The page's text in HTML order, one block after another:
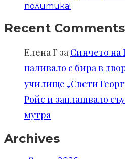
политика!
Recent Comments
Елена Г за Синчето на
наливало с бира в
училище „Свети
Ройс и заплашвало
мутра
Archives